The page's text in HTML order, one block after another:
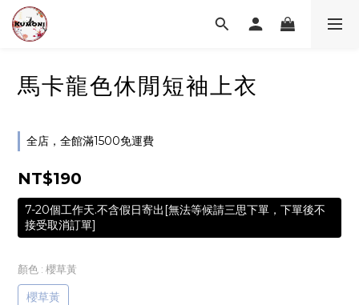
馬卡龍色休閒短袖上衣
全店，全館滿1500免運費
NT$190
7-20個工作天.不含假日寄出[無法等候請三思下單，下單後不
接受取消訂單]
顏色 : 櫻草黃
櫻草黃